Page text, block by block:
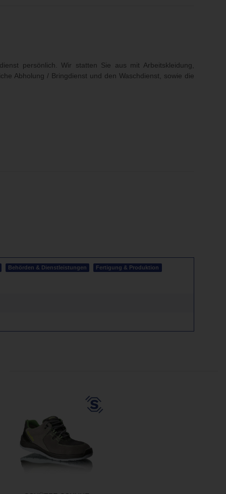
persönlich. Wir statten Sie aus mit Arbeitskleidung,
Abholung / Bringdienst und den Waschdienst, sowie die
Behörden & Dienstleistungen Fertigung & Produktion